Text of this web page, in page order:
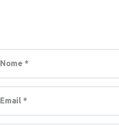
Nome *
Email *